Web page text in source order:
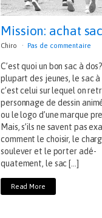
Mission: achat
Chiro Pas de commentaire
C’est quoi un bon sac à
plupart des jeunes, le sac à
c’est celui sur lequel on
personnage de dessin
ou le logo d’une marque
Mais, s’ils ne savent pas
comment le choisir, le
soulever et le porter adé-
quatement, le sac […]
Read More